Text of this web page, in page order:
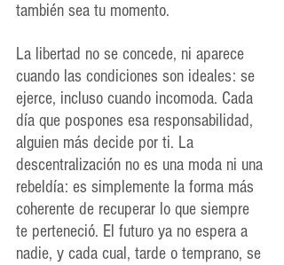
también sea tu momento.
La libertad no se concede, ni aparece
cuando las condiciones son ideales: se
ejerce, incluso cuando incomoda. Cada
día que pospones esa responsabilidad,
alguien más decide por ti. La
descentralización no es una moda ni una
rebeldía: es simplemente la forma más
coherente de recuperar lo que siempre
te perteneció. El futuro ya no espera a
nadie, y cada cual, tarde o temprano, se